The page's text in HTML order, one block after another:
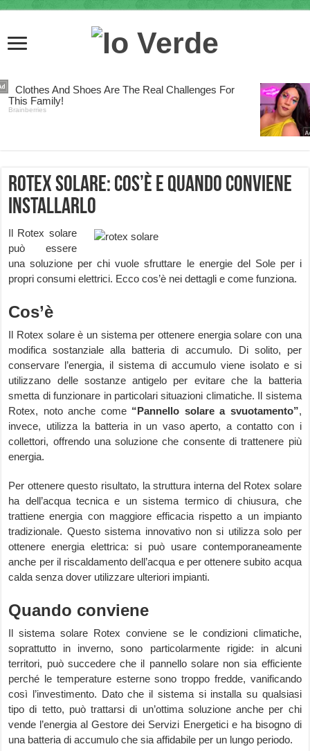
Rotex solare: cos’è e quando conviene
installarlo
Il Rotex solare
può essere
una soluzione per chi vuole sfruttare le energie del Sole per i
propri consumi elettrici. Ecco cos’è nei dettagli e come funziona.
Cos’è
Il Rotex solare è un sistema per ottenere energia solare con una
modifica sostanziale alla batteria di accumulo. Di solito, per
conservare l’energia, il sistema di accumulo viene isolato e si
utilizzano delle sostanze antigelo per evitare che la batteria
smetta di funzionare in particolari situazioni climatiche. Il sistema
Rotex, noto anche come “Pannello solare a svuotamento”,
invece, utilizza la batteria in un vaso aperto, a contatto con i
collettori, offrendo una soluzione che consente di trattenere più
energia.
Per ottenere questo risultato, la struttura interna del Rotex solare
ha dell’acqua tecnica e un sistema termico di chiusura, che
trattiene energia con maggiore efficacia rispetto a un impianto
tradizionale. Questo sistema innovativo non si utilizza solo per
ottenere energia elettrica: si può usare contemporaneamente
anche per il riscaldamento dell’acqua e per ottenere subito acqua
calda senza dover utilizzare ulteriori impianti.
Quando conviene
Il sistema solare Rotex conviene se le condizioni climatiche,
soprattutto in inverno, sono particolarmente rigide: in alcuni
territori, può succedere che il pannello solare non sia efficiente
perché le temperature esterne sono troppo fredde, vanificando
così l’investimento. Dato che il sistema si installa su qualsiasi
tipo di tetto, può trattarsi di un’ottima soluzione anche per chi
vende l’energia al Gestore dei Servizi Energetici e ha bisogno di
una batteria di accumulo che sia affidabile per un lungo periodo.